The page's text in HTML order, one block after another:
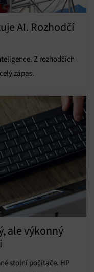
zdrojů
a
AI. Rozhodčí
Z rozhodčích
zápas.
ale výkonný
stolní počítače. HP